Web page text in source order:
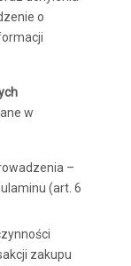
o
w
–
(art. 6
zakupu